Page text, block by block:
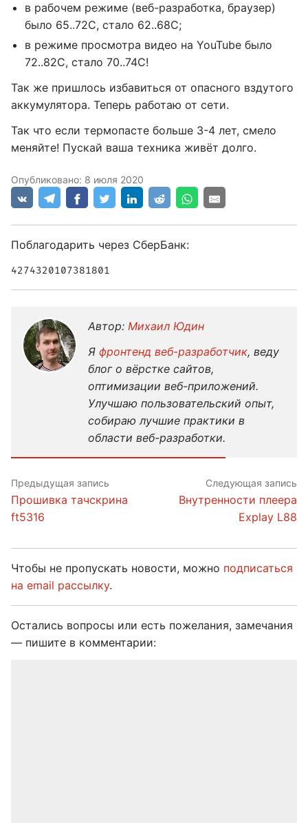
в рабочем режиме (веб-разработка, браузер)
было 65..72C, стало 62..68C;
в режиме просмотра видео на YouTube было
72..82C, стало 70..74C!
Так же пришлось избавиться от опасного вздутого
аккумулятора. Теперь работаю от сети.
Так что если термопасте больше 3-4 лет, смело
меняйте! Пускай ваша техника живёт долго.
Опубликовано: 8 июля 2020
Поблагодарить через СберБанк:
4274320107381801
Автор: Михаил Юдин
Я фронтенд веб-разработчик, веду
блог о вёрстке сайтов,
оптимизации веб-приложений.
Улучшаю пользовательский опыт,
собираю лучшие практики в
области веб-разработки.
Предыдущая запись
Прошивка тачскрина
ft5316
Следующая запись
Внутренности плеера
Explay L88
Чтобы не пропускать новости, можно подписаться
на email рассылку.
Остались вопросы или есть пожелания, замечания
— пишите в комментарии: